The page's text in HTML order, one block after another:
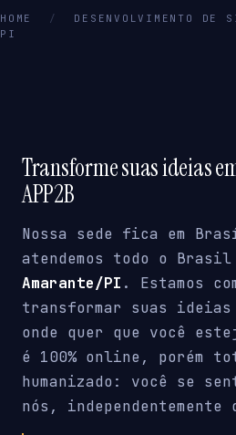
HOME /
DESENVOLVIMENTO DE
PI
Transforme suas ideias
APP2B
Nossa sede fica em
atendemos todo o
Amarante/PI . Estamos
transformar suas ideias
onde quer que você
é 100% online, porém
humanizado: você se
nós,